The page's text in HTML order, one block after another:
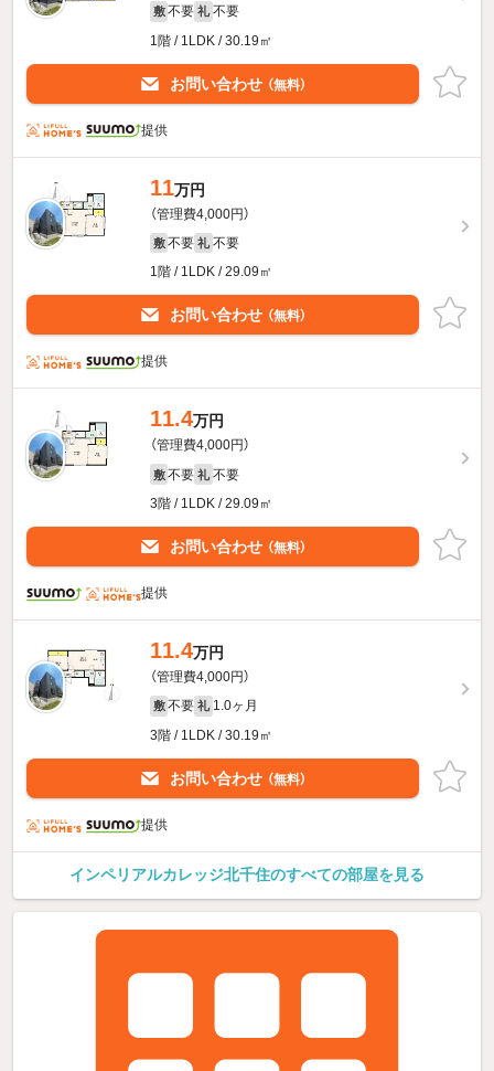
敷 不要 礼 不要
1階 / 1LDK / 30.19㎡
お問い合わせ （無料）
提供
11万円
（管理費4,000円）
敷 不要 礼 不要
1階 / 1LDK / 29.09㎡
お問い合わせ （無料）
提供
11.4万円
（管理費4,000円）
敷 不要 礼 不要
3階 / 1LDK / 29.09㎡
お問い合わせ （無料）
提供
11.4万円
（管理費4,000円）
敷 不要 礼 1.0ヶ月
3階 / 1LDK / 30.19㎡
お問い合わせ （無料）
提供
インペリアルカレッジ北千住のすべての部屋を見る